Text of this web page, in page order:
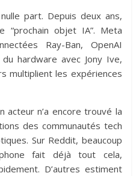
part. Depuis deux ans,
“prochain objet IA”. Meta
Ray-Ban, OpenAI
hardware avec Jony Ive,
multiplient les expériences
acteur n’a encore trouvé la
des communautés tech
Sur Reddit, beaucoup
fait déjà tout cela,
D’autres estiment